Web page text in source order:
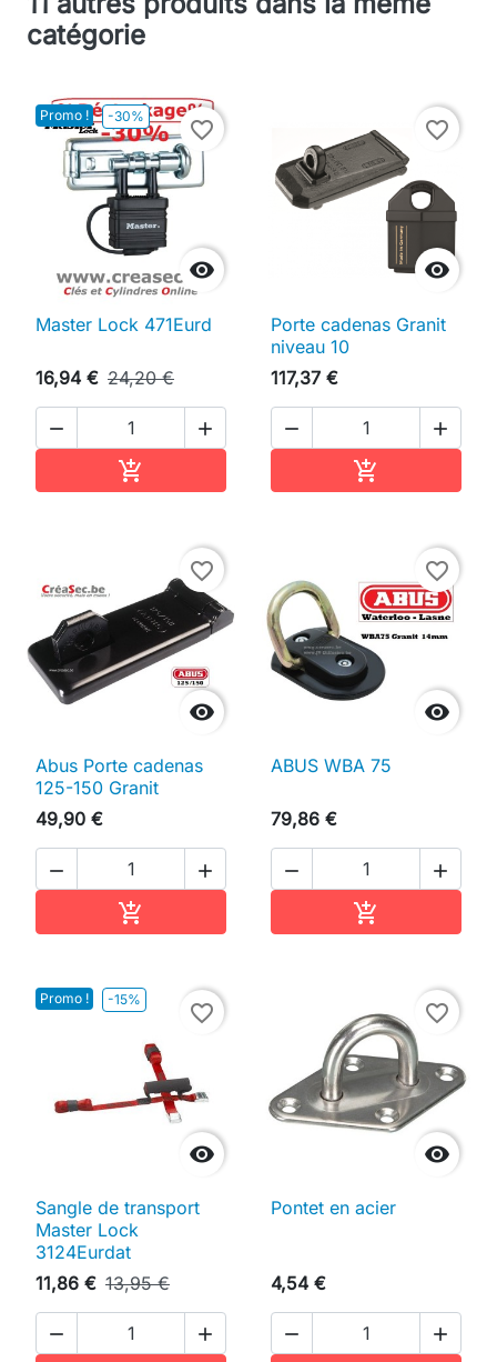
catégorie
Promo ! -30%

favorite_border
Master Lock 471Eurd
16,94 € 24,20 €
 


favorite_border
Porte cadenas Granit
niveau 10
117,37 €
 


favorite_border
Abus Porte cadenas
125-150 Granit
49,90 €
 


favorite_border
ABUS WBA 75
79,86 €
 

Promo ! -15%

favorite_border
Sangle de transport
Master Lock
3124Eurdat
11,86 € 13,95 €
 

favorite_border
Pontet en acier
4,54 €
 